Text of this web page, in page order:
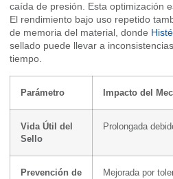
caída de presión. Esta optimización
El rendimiento bajo uso repetido
de memoria del material, donde
sellado puede llevar a
tiempo.
Parámetro Impacto del
Vida Útil del
Sello
Prolongada
Prevención de
Mejorada por